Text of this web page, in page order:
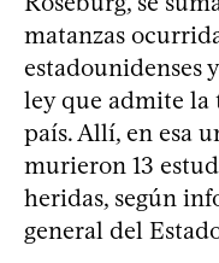
matanzas
estadounidenses
ley que admite la
país. Allí, en esa
murieron 13
heridas, según
general del